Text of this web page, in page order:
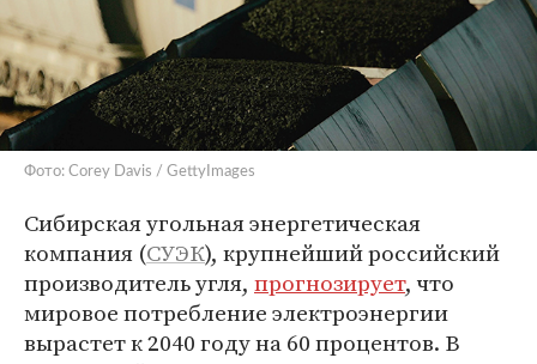
Фото: Corey Davis / GettyImages
Сибирская угольная энергетическая
компания (СУЭК), крупнейший российский
производитель угля, прогнозирует, что
мировое потребление электроэнергии
вырастет к 2040 году на 60 процентов. В